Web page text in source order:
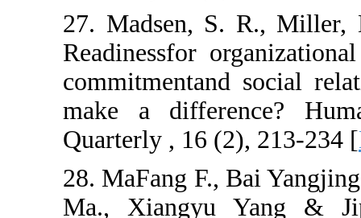
27. Madsen,
Readinessfor
make a
Quarterly , 16
28. MaFang F.,
Ma., Xiangyu